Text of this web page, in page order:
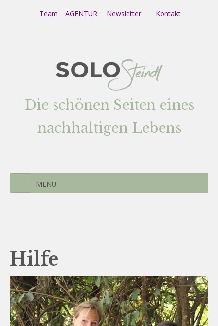
Team AGENTUR Newsletter Kontakt
Die schönen Seiten eines
nachhaltigen Lebens
MENU
Hilfe